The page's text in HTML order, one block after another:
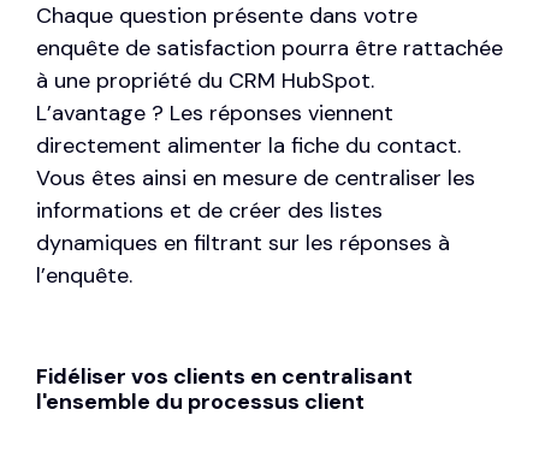
Chaque question présente dans votre
enquête de satisfaction pourra être rattachée
à une propriété du CRM HubSpot.
L’avantage ? Les réponses viennent
directement alimenter la fiche du contact.
Vous êtes ainsi en mesure de centraliser les
informations et de créer des listes
dynamiques en filtrant sur les réponses à
l’enquête.
Fidéliser vos clients en centralisant
l'ensemble du processus client